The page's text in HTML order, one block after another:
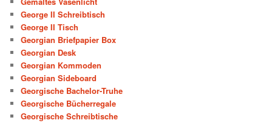
George II Schreibtisch
George II Tisch
Georgian Briefpapier Box
Georgian Desk
Georgian Kommoden
Georgian Sideboard
Georgische Bachelor-Truhe
Georgische Bücherregale
Georgische Schreibtische